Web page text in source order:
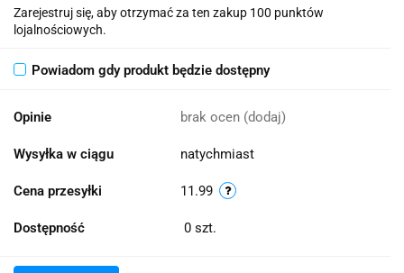
Zarejestruj się, aby otrzymać za ten zakup 100 punktów
lojalnościowych.
Powiadom gdy produkt będzie dostępny
Opinie brak ocen (dodaj)
Wysyłka w ciągu natychmiast
Cena przesyłki 11.99
Dostępność 0 szt.